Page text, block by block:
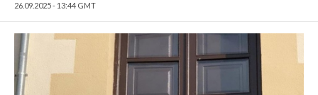
26.09.2025 - 13:44 GMT